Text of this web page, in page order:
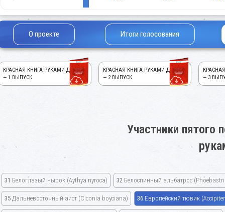
О проекте Итоги голосования
КРАСНАЯ КНИГА РУКАМИ ДЕТЕЙ!
— 1 ВЫПУСК
КРАСНАЯ КНИГА РУКАМИ ДЕТЕЙ!
— 2 ВЫПУСК
— 3
Участники пятого
31 Белоглазый нырок (Aythya nyroca) 32 Белоспинный альбатрос
35 Дальневосточный аист (Ciconia boyciana) 36 Европейский тювик